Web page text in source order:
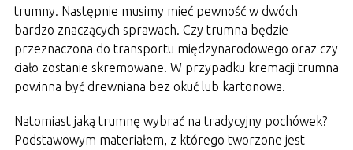
trumny. Następnie musimy mieć pewność w dwóch
bardzo znaczących sprawach. Czy trumna będzie
przeznaczona do transportu międzynarodowego oraz czy
ciało zostanie skremowane. W przypadku kremacji trumna
powinna być drewniana bez okuć lub kartonowa.
Natomiast jaką trumnę wybrać na tradycyjny pochówek?
Podstawowym materiałem, z którego tworzone jest